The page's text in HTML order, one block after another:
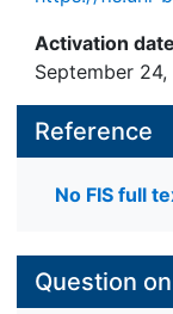
Activation
September 24,
Reference
No FIS full
Question